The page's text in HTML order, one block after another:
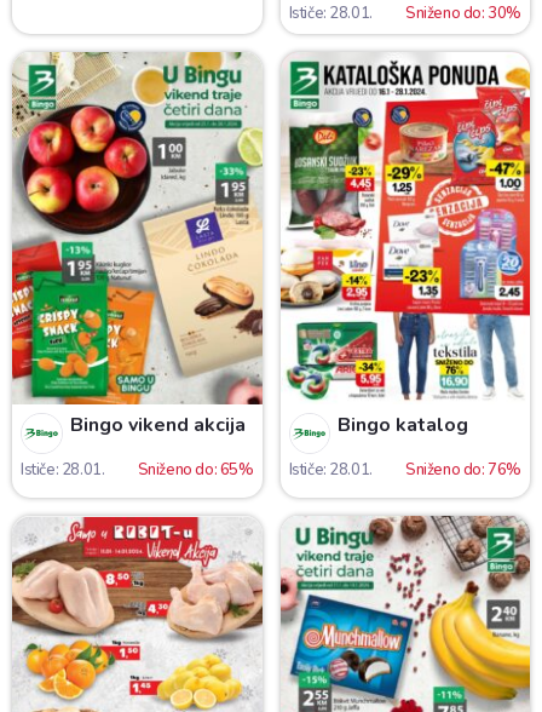
Ističe: 28.01. Sniženo do: 30%
Bingo vikend akcija
Ističe: 28.01. Sniženo do: 65%
Bingo katalog
Ističe: 28.01. Sniženo do: 76%